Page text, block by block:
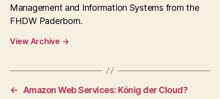
Management and Information Systems from the
FHDW Paderborn.
View Archive →
←
Amazon Web Services: König der Cloud?